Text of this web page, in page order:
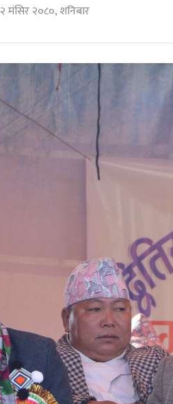
२ मंसिर २०८०, शनिबार